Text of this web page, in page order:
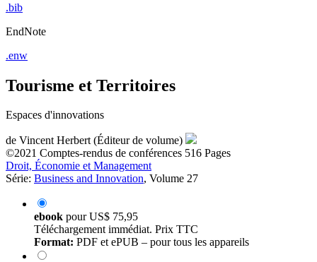
.bib
EndNote
.enw
Tourisme et Territoires
Espaces d'innovations
de Vincent Herbert (Éditeur de volume)
©2021 Comptes-rendus de conférences 516 Pages
Droit, Économie et Management
Série: Business and Innovation, Volume 27
ebook pourUS$ 75,95
Téléchargement immédiat. Prix TTC
Format: PDF et ePUB – pour tous les appareils